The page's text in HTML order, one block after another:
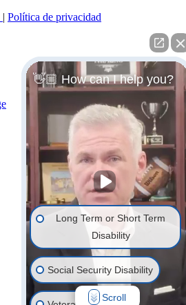
| Política de privacidad
👋🏼 How can I help you?
Long Term or Short Term
Disability
Social Security Disability
Scroll